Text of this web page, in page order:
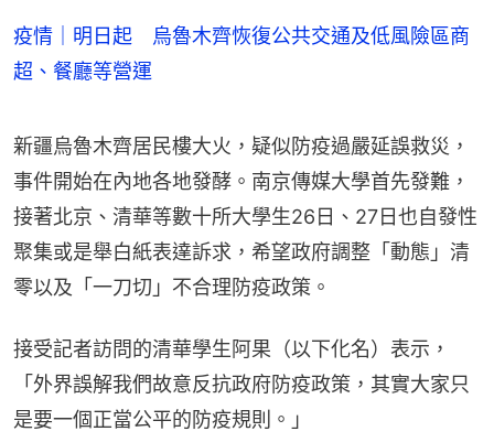
疫情｜明日起 烏魯木齊恢復公共交通及低風險區商
超、餐廳等營運
新疆烏魯木齊居民樓大火，疑似防疫過嚴延誤救災，
事件開始在內地各地發酵。南京傳媒大學首先發難，
接著北京、清華等數十所大學生26日、27日也自發性
聚集或是舉白紙表達訴求，希望政府調整「動態」清
零以及「一刀切」不合理防疫政策。
接受記者訪問的清華學生阿果（以下化名）表示，
「外界誤解我們故意反抗政府防疫政策，其實大家只
是要一個正當公平的防疫規則。」